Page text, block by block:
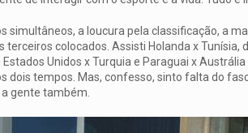
simultâneos, a loucura pela classificação, a
colocados. Assisti Holanda x
Unidos x Turquia e Paraguai x
dois tempos. Mas, confesso, sinto falta do
gente também.